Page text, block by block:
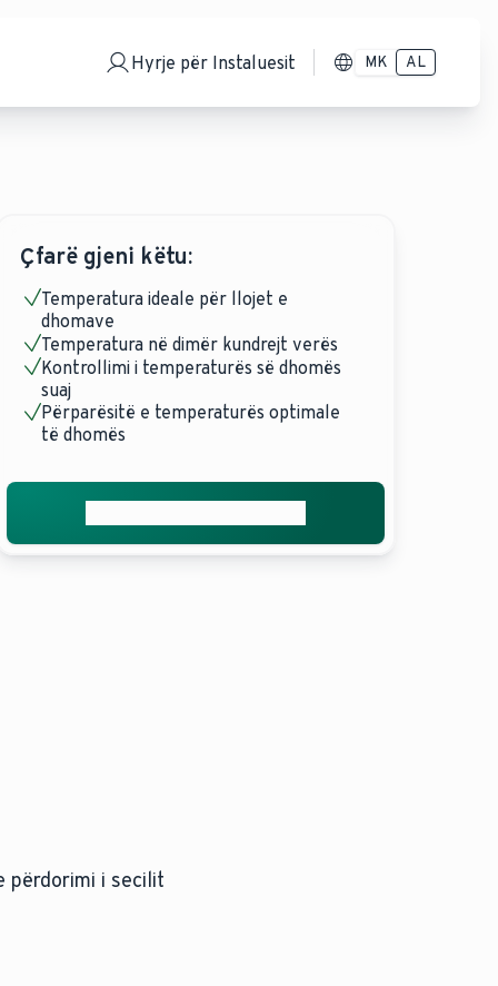
Hyrje për Instaluesit MK AL
Çfarë gjeni këtu:
Temperatura ideale për llojet e
dhomave
Temperatura në dimër kundrejt verës
Kontrollimi i temperaturës së dhomës
suaj
Përparësitë e temperaturës optimale
të dhomës
përdorimi i secilit